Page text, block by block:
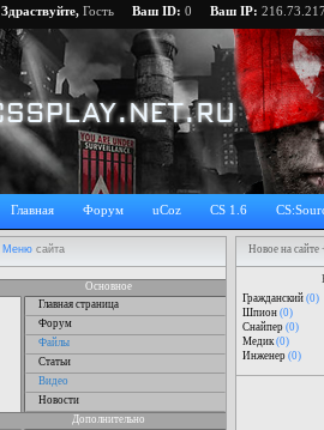
Здраствуйте, Гость Ваш ID: 0 Ваш IP:
Главная Форум uCoz CS 1.6
Меню сайта
Основное
Главная страница
Форум
Файлы
Статьи
Видео
Новости
Дополнительно
Новое на сайте
Гражданский (0)
Шпион (0)
Снайпер (0)
Медик (0)
Инженер (0)